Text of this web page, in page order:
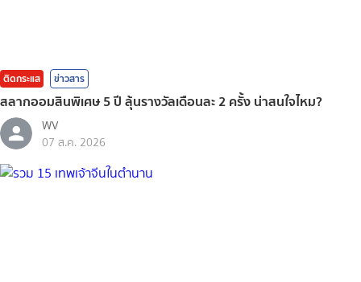
ติดกระแส ข่าวสาร
สลากออมสินพิเศษ 5 ปี ลุ้นรางวัลเดือนละ 2 ครั้ง น่าสนใจไหม?
WV
07 ส.ค. 2026